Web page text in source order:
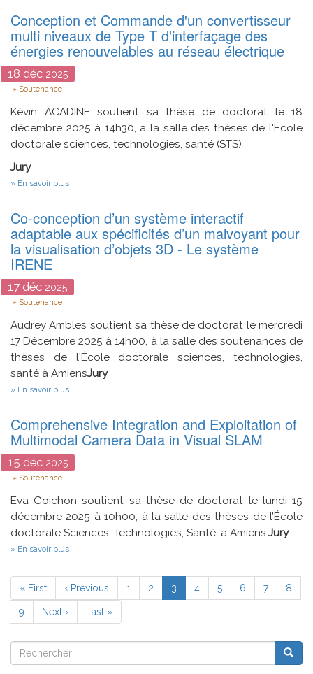
Journée
des
Chercheurs
du
Conception et Commande d'un convertisseur
multi niveaux de Type T d'interfaçage des
énergies renouvelables au réseau électrique
18 déc 2025
Type
Soutenance
Kévin ACADINE soutient sa thèse de doctorat le 18
décembre 2025 à 14h30, à la salle des thèses de l'École
doctorale sciences, technologies, santé (STS)
Jury
En savoir plus
Commande
d'un
convertisseur
multi
Type
T
énergies
renouvelables
réseau
électrique
Co-conception d’un système interactif
adaptable aux spécificités d’un malvoyant pour
la visualisation d’objets 3D - Le système
IRENE
17 déc 2025
Type
Soutenance
Audrey Ambles soutient sa thèse de doctorat le mercredi
17 Décembre 2025 à 14h00, à la salle des soutenances de
thèses de l'École doctorale sciences, technologies,
santé à AmiensJury
En savoir plus
d’un
système
interactif
adaptable
malvoyant
la
visualisation
Le
système
IRENE
Comprehensive Integration and Exploitation of
Multimodal Camera Data in Visual SLAM
15 déc 2025
Type
Soutenance
Eva Goichon soutient sa thèse de doctorat le lundi 15
décembre 2025 à 10h00, à la salle des thèses de l’École
doctorale Sciences, Technologies, Santé, à Amiens.Jury
En savoir plus
Exploitation
of
Multimodal
Camera
Visual
Pagination
Première
page
« First
Page
précédente
‹ Previous Page
1 Page
2
Page
courante
3 Page
4 Page
5 Page
6 Page
7 Page
8
Page
9
Page
suivante
Next ›
Dernière
page
Last »
Rechercher
Rechercher